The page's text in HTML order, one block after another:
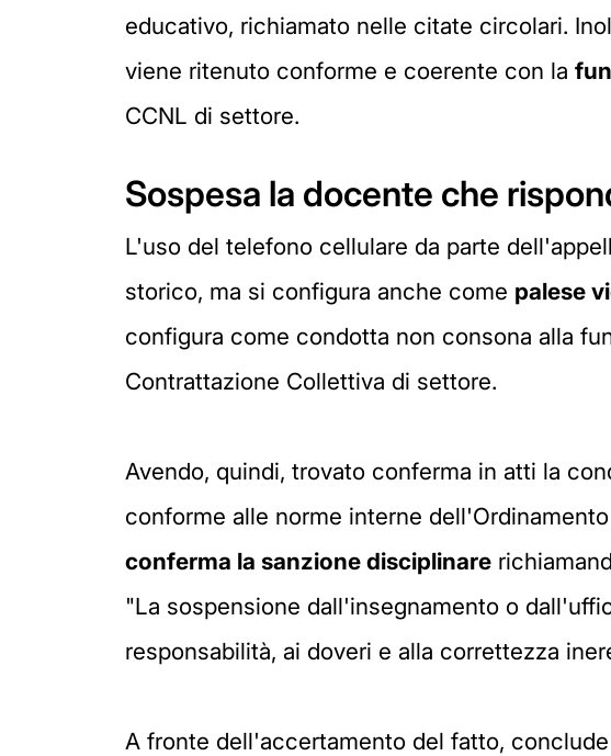
educativo, richiamato nelle citate circolari.
viene ritenuto conforme e coerente con la
CCNL di settore.
Sospesa la docente che
L'uso del telefono cellulare da parte
storico, ma si configura anche come palese
configura come condotta non consona alla
Contrattazione Collettiva di settore.
Avendo, quindi, trovato conferma in atti la
conforme alle norme interne
conferma la sanzione disciplinare
"La sospensione dall'insegnamento o
responsabilità, ai doveri e alla correttezza
A fronte dell'accertamento del fatto,